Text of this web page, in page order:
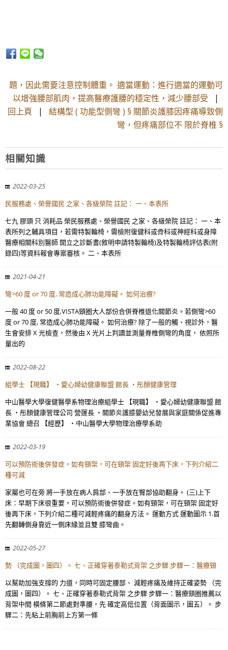
題，因此需要注意控制體重。 適當運動：進行適當的運動可
以增強腰部肌肉，提高醫療護腰的穩定性，減少腰部受 |
回上頁 | 結構型 ( 功能型側彎 ) § 關節炎護膝因疼痛導致側
彎，但疼痛部位不 限於脊椎 §
相關知識
2022-03-25
民服務處、榮譽國民 之家、各級榮院 註記： 一、本表所
七九 膠頭 只 消耗品 榮民服務處、榮譽國民 之家、各級榮院 註記： 一、本
表所列之輔具項目，若需特製輪椅，需檢附復健科或骨科或神經科或身障
醫療相關科別醫師 開立之診斷書(敘明申請特製輪椅)及特製輪椅評估表(附
錄四)等資料報會專案審核。 二、本表所
2021-04-21
彎>60 度 or 70 度, 常造成心肺功能障礙。 如何治療?
一般 40 度 or 50 度,VISTA頸圈大人部份合併脊椎退化關節炎。若側彎>60
度 or 70 度, 常造成心肺功能障礙。 如何治療? 除了一般的觸、視診外，醫
生會安排 X 光檢查，然後由 X 光片上判讀並測量脊椎側彎的角度， 依照所
量出的
2022-08-22
組學士 【現職】 ・愛心婦幼健康聯盟 館長 ・彤顏健康管理
中山醫學大學復健醫學系物理治療組學士 【現職】 ・愛心婦幼健康聯盟 館
長 ・彤顏健康管理公司 營運長 ・關節炎護膝嬰幼兒發展與家庭關係促進專
業協會 總召 【經歷】 ・中山醫學大學物理治療學系助
2022-03-19
可以預防術後併發症。如有頸架，可在頸架 固定好後再下床，下列介紹二
種可減
家屬也可在旁 將一手放在病人肩部、一手放在臀部協助翻身。 (三)上下
床：早期下床很重要，可以預防術後併發症。如有頸架，可在頸架 固定好
後再下床，下列介紹二種可減輕疼痛的翻身方法。 運動方式 運動圖示 1.首
先翻轉側身靠近一側床緣並且雙 膝彎曲。
2022-05-27
勢 （完成圖，圖四）。 七、正確穿著泰勒式背架 之步驟 步驟一：醫療頸
以幫助加強支撐的 力道，同時可固定腰部、 減輕疼痛及維持正確姿勢 （完
成圖，圖四）。 七、正確穿著泰勒式背架 之步驟 步驟一：醫療頸圈推薦以
背架中間 橫條第二節處對準腰，先 確定高低位置（背面圖示，圖五）。 步
驟二：先粘上前胸前上方第一條